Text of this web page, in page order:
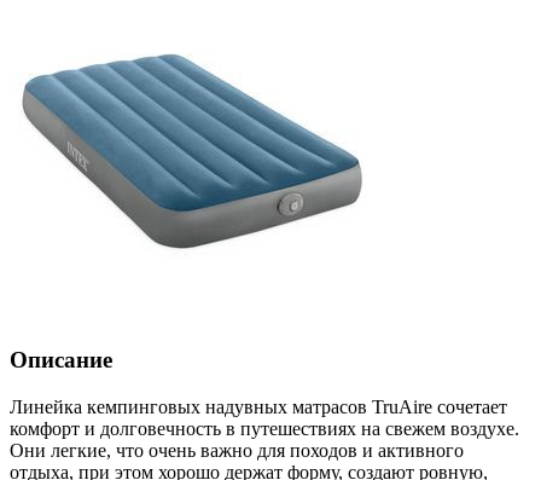
Описание
Линейка кемпинговых надувных матрасов TruAire сочетает
комфорт и долговечность в путешествиях на свежем воздухе.
Они легкие, что очень важно для походов и активного
отдыха, при этом хорошо держат форму, создают ровную,